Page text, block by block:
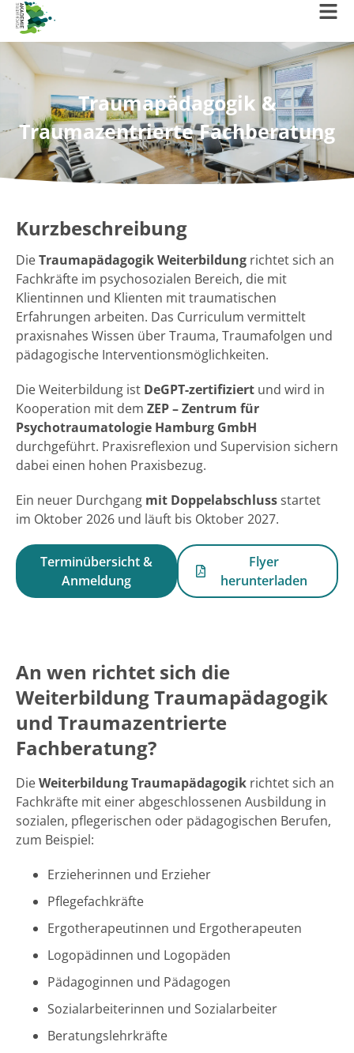
Traumapädagogik &
Traumazentrierte Fachberatung
Kurzbeschreibung
DieTraumapädagogik Weiterbildung richtet sich an
Fachkräfte im psychosozialen Bereich, die mit
Klientinnen und Klienten mit traumatischen
Erfahrungen arbeiten. Das Curriculum vermittelt
praxisnahes Wissen über Trauma, Traumafolgen und
pädagogische Interventionsmöglichkeiten.
Die Weiterbildung ist DeGPT-zertifiziert und wird in
Kooperation mit dem ZEP – Zentrum für
Psychotraumatologie Hamburg GmbH
durchgeführt. Praxisreflexion und Supervision sichern
dabei einen hohen Praxisbezug.
Ein neuer Durchgang mit Doppelabschlussstartet
im Oktober 2026 und läuft bis Oktober 2027.
Terminübersicht &
Anmeldung
Flyer
herunterladen
An wen richtet sich die
Weiterbildung Traumapädagogik
und Traumazentrierte
Fachberatung?
DieWeiterbildung Traumapädagogik richtet sich an
Fachkräfte mit einer abgeschlossenen Ausbildung in
sozialen, pflegerischen oder pädagogischen Berufen,
zum Beispiel:
Erzieherinnen und Erzieher
Pflegefachkräfte
Ergotherapeutinnen und Ergotherapeuten
Logopädinnen und Logopäden
Pädagoginnen und Pädagogen
Sozialarbeiterinnen und Sozialarbeiter
Beratungslehrkräfte